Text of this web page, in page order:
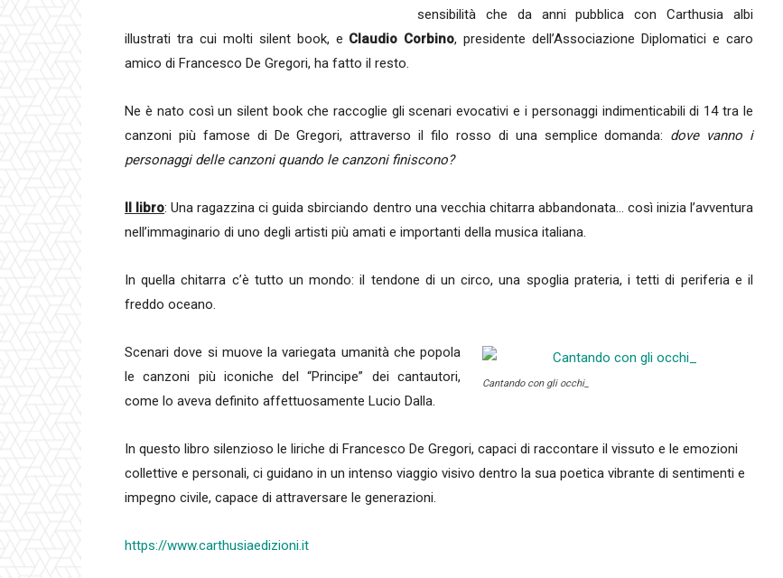
sensibilità che da anni pubblica con Carthusia albi
illustrati tra cui molti silent book, e Claudio Corbino, presidente dell’Associazione Diplomatici e caro
amico di Francesco De Gregori, ha fatto il resto.
Ne è nato così un silent book che raccoglie gli scenari evocativi e i personaggi indimenticabili di 14 tra le
canzoni più famose di De Gregori, attraverso il filo rosso di una semplice domanda: dove vanno i
personaggi delle canzoni quando le canzoni finiscono?
Il libro: Una ragazzina ci guida sbirciando dentro una vecchia chitarra abbandonata… così inizia l’avventura
nell’immaginario di uno degli artisti più amati e importanti della musica italiana.
In quella chitarra c’è tutto un mondo: il tendone di un circo, una spoglia prateria, i tetti di periferia e il
freddo oceano.
Cantando con gli occhi_
Scenari dove si muove la variegata umanità che popola
le canzoni più iconiche del “Principe” dei cantautori,
come lo aveva definito affettuosamente Lucio Dalla.
In questo libro silenzioso le liriche di Francesco De Gregori, capaci di raccontare il vissuto e le emozioni
collettive e personali, ci guidano in un intenso viaggio visivo dentro la sua poetica vibrante di sentimenti e
impegno civile, capace di attraversare le generazioni.
https://www.carthusiaedizioni.it